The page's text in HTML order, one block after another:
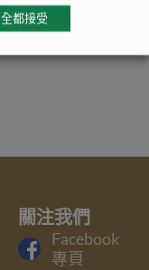
關注我們
Facebook
專頁
全都接受